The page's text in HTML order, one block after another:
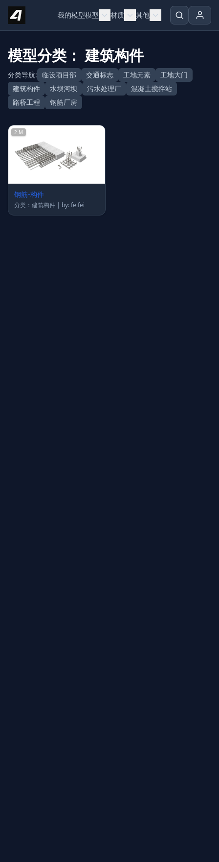
Skip to content
我的模型模型 材质 其他
模型分类： 建筑构件
分类导航: 临设项目部 交通标志 工地元素
工地大门
建筑构件
水坝河坝 污水处理厂
混凝土搅拌站
路桥工程
钢筋厂房
2 M
钢筋-构件
分类：建筑构件 | by: feifei